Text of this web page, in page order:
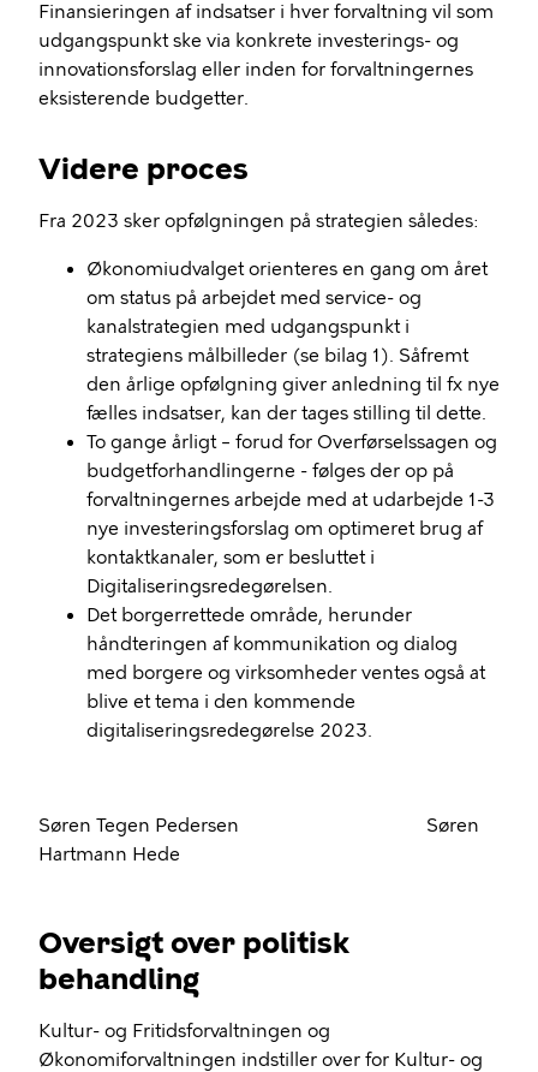
Finansieringen af indsatser i hver forvaltning vil som
udgangspunkt ske via konkrete investerings- og
innovationsforslag eller inden for forvaltningernes
eksisterende budgetter.
Videre proces
Fra 2023 sker opfølgningen på strategien således:
Økonomiudvalget orienteres en gang om året
om status på arbejdet med service- og
kanalstrategien med udgangspunkt i
strategiens målbilleder (se bilag 1). Såfremt
den årlige opfølgning giver anledning til fx nye
fælles indsatser, kan der tages stilling til dette.
To gange årligt – forud for Overførselssagen og
budgetforhandlingerne - følges der op på
forvaltningernes arbejde med at udarbejde 1-3
nye investeringsforslag om optimeret brug af
kontaktkanaler, som er besluttet i
Digitaliseringsredegørelsen.
Det borgerrettede område, herunder
håndteringen af kommunikation og dialog
med borgere og virksomheder ventes også at
blive et tema i den kommende
digitaliseringsredegørelse 2023.
Søren Tegen Pedersen Søren
Hartmann Hede
Oversigt over politisk
behandling
Kultur- og Fritidsforvaltningen og
Økonomiforvaltningen indstiller over for Kultur- og